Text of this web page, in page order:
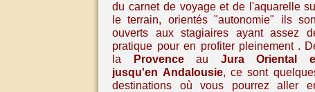
du carnet de voyage et de l'aquarelle
le terrain, orientés "autonomie" ils
ouverts aux stagiaires ayant assez
pratique pour en profiter pleinement .
la
Provenceau Jura Oriental
jusqu'en Andalousie, ce sont
destinations où vous pourrez aller